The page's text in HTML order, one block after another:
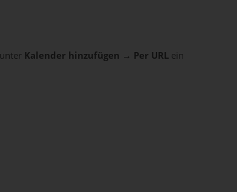
Kalender hinzufügen → Per URL ein